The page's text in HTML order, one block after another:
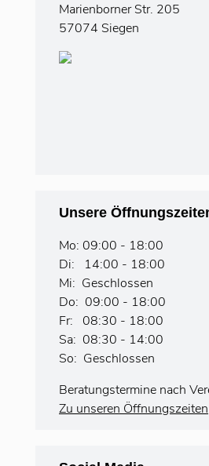
Marienborner Str. 205
57074 Siegen
Unsere
Mo: 09:00 - 18:00
Di: 14:00 - 18:00
Mi: Geschlossen
Do: 09:00 - 18:00
Fr: 08:30 - 18:00
Sa: 08:30 - 14:00
So: Geschlossen
Beratungstermine nach
Zu unseren Öffnungszeiten